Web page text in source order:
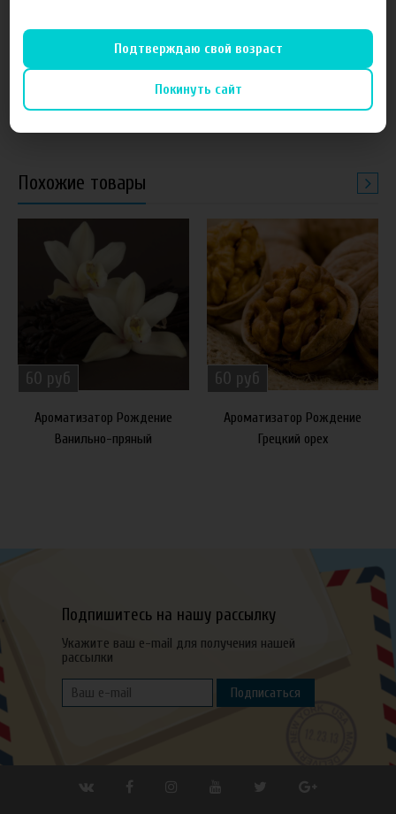
Ароматизатор TPA Apple
(Яблоко)
Ароматизатор TPA Apricot
(Абрикос)
Похожие товары
60 руб
Ароматизатор Рождение
Ванильно-пряный
60 руб
Ароматизатор Рождение
Грецкий орех
Подпишитесь на нашу рассылку
Укажите ваш e-mail для получения нашей
рассылки
Подписаться
Подтверждаю свой возраст
Покинуть сайт